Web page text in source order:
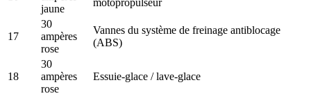
jaune
motopropulseur
17
30
ampères
rose
Vannes du système de freinage antiblocage
(ABS)
18
30
ampères
rose
Essuie-glace / lave-glace